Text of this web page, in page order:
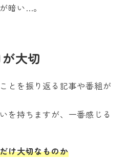
暗い…。
大切
とを振り返る記事や番組が
を持ちますが、一番感じる
け大切なものか